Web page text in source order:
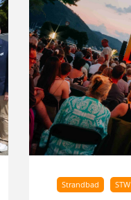
Strandbad STW